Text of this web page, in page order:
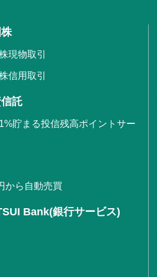
現物取引
信用取引
託
貯まる投信残高ポイントサー
から自動売買
Bank(銀行サービス)